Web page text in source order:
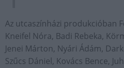
Az utcaszínházi produkcióban
Kneifel Nóra, Badi Rebeka,
Jenei Márton, Nyári Ádám,
Szűcs Dániel, Kovács Bence,